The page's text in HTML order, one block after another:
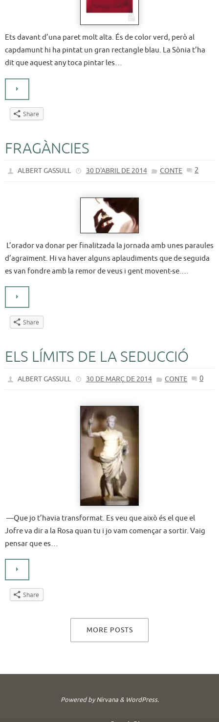
Ets davant d’una paret molt alta. És de color verd, però al
capdamunt hi ha pintat un gran rectangle blau. La Sònia t’ha
dit que aquest any toca pintar les…
Share
FRAGÀNCIES
ALBERT GASSULL 30 D'ABRIL DE 2014 CONTE 2
L’orador va donar per finalitzada la jornada amb unes paraules
d’agraïment. Hi va haver alguns aplaudiments que de seguida
es van fondre amb la remor de veus i gent movent-se.…
Share
ELS LÍMITS DE LA SEDUCCIÓ
ALBERT GASSULL 30 DE MARÇ DE 2014 CONTE 0
—Que jo t’havia transformat. Es veu que això és el que el
Jofre va dir a la Rosa quan tu i jo vam començar a sortir. Vaig
pensar que es…
Share
MORE POSTS
Powered byNirvana& WordPress.